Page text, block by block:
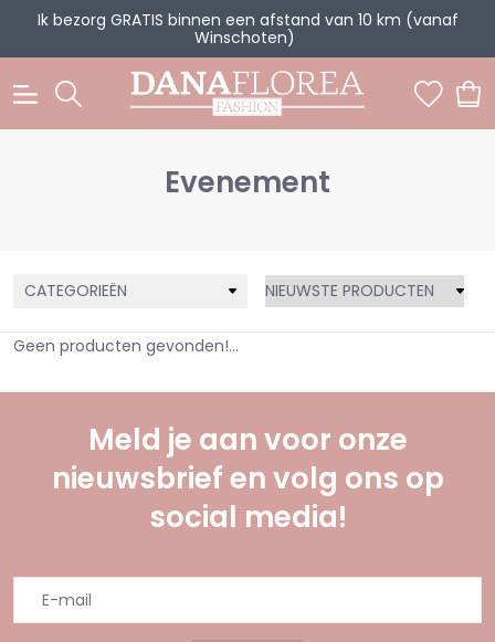
Ik bezorg GRATIS binnen een afstand van 10 km (vanaf
Winschoten)
Evenement
CATEGORIEËN
Geen producten gevonden!...
Meld je aan voor onze
nieuwsbrief en volg ons op
social media!